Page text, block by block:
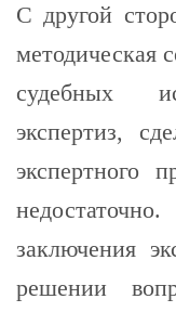
С другой
методическая
судебных
экспертиз,
экспертного
заключения
решении